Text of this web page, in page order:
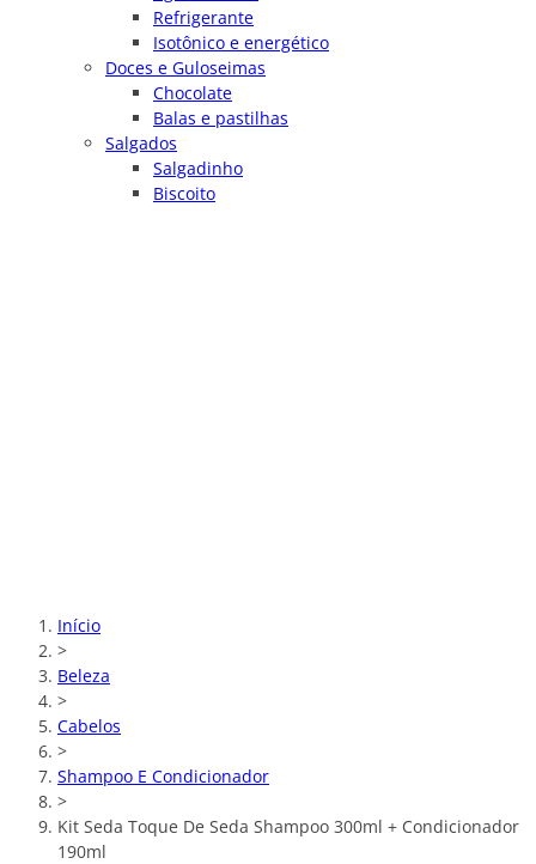
Refrigerante
Isotônico e energético
Doces e Guloseimas
Chocolate
Balas e pastilhas
Salgados
Salgadinho
Biscoito
Início
>
Beleza
>
Cabelos
>
Shampoo E Condicionador
>
Kit Seda Toque De Seda Shampoo 300ml + Condicionador
190ml